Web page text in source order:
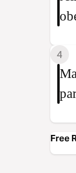
4
Free